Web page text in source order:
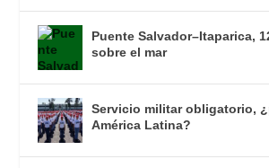
Puente Salvador–Itaparica,
sobre el mar
Servicio militar obligatorio,
América Latina?